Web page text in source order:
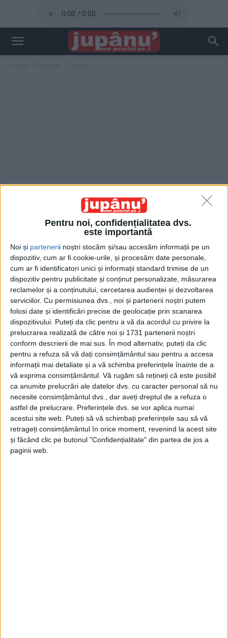
Pentru noi, confidențialitatea dvs.
este importantă
Noi și partenerii noștri stocăm și/sau accesăm informații pe un
dispozitiv, cum ar fi cookie-urile, și procesăm date personale,
cum ar fi identificatori unici și informații standard trimise de un
dispozitiv pentru publicitate și conținut personalizate, măsurarea
reclamelor și a conținutului, cercetarea audienței și dezvoltarea
serviciilor. Cu permisiunea dvs., noi și partenerii noștri putem
folosi date și identificări precise de geolocație prin scanarea
dispozitivului. Puteți da clic pentru a vă da acordul cu privire la
prelucrarea realizată de către noi și 1731 partenerii noștri
conform descrierii de mai sus. În mod alternativ, puteți da clic
pentru a refuza să vă dați consimțământul sau pentru a accesa
informații mai detaliate și a vă schimba preferințele înainte de a
vă exprima consimțământul. Vă rugăm să rețineți că este posibil
ca anumite prelucrări ale datelor dvs. cu caracter personal să nu
necesite consimțământul dvs., dar aveți dreptul de a refuza o
astfel de prelucrare. Preferințele dvs. se vor aplica numai
acestui site web. Puteți să vă schimbați preferințele sau să vă
retrageți consimțământul în orice moment, revenind la acest site
și făcând clic pe butonul "Confidențialitate" din partea de jos a
paginii web.
Etichetă: dresaj
Bariera lingvistică